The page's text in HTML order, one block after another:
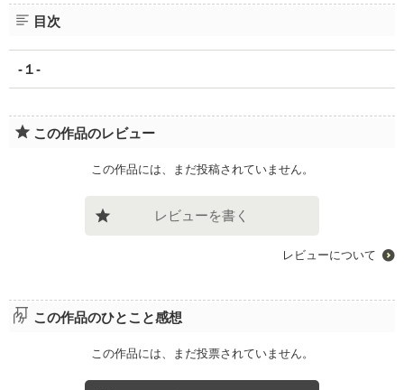
目次
‐１‐
この作品のレビュー
この作品には、まだ投稿されていません。
レビューを書く
レビューについて
この作品のひとこと感想
この作品には、まだ投票されていません。